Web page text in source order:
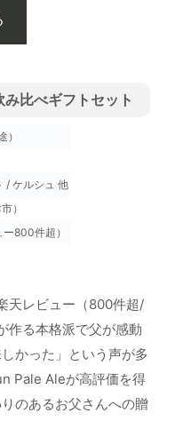
比べギフトセット
/ ケルシュ 他
）
800件超）
天レビュー（800件超/
る本格派で父が感動
かった」という声が多
Pale Aleが高評価を得
のあるお父さんへの贈